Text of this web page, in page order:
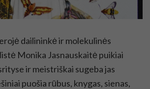
dailininkė ir molekulinės
Monika Jasnauskaitė puikiai
ir meistriškai sugeba jas
puošia rūbus, knygas, sienas,